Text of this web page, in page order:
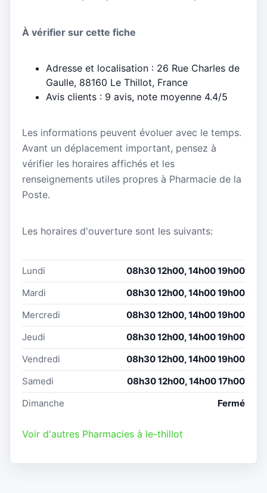
À vérifier sur cette fiche
Adresse et localisation : 26 Rue Charles de
Gaulle, 88160 Le Thillot, France
Avis clients : 9 avis, note moyenne 4.4/5
Les informations peuvent évoluer avec le temps.
Avant un déplacement important, pensez à
vérifier les horaires affichés et les
renseignements utiles propres à Pharmacie de la
Poste.
Les horaires d'ouverture sont les suivants:
Lundi
08h30 12h00, 14h00 19h00
Mardi
08h30 12h00, 14h00 19h00
Mercredi
08h30 12h00, 14h00 19h00
Jeudi
08h30 12h00, 14h00 19h00
Vendredi
08h30 12h00, 14h00 19h00
Samedi
08h30 12h00, 14h00 17h00
Dimanche
Fermé
Voir d'autres Pharmacies à le-thillot